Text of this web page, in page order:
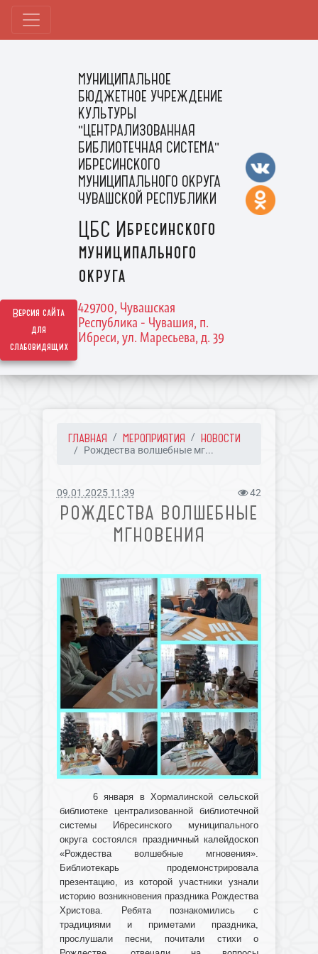
Версия сайта
для
слабовидящих
МУНИЦИПАЛЬНОЕ
БЮДЖЕТНОЕ УЧРЕЖДЕНИЕ
КУЛЬТУРЫ
"ЦЕНТРАЛИЗОВАННАЯ
БИБЛИОТЕЧНАЯ СИСТЕМА"
ИБРЕСИНСКОГО
МУНИЦИПАЛЬНОГО ОКРУГА
ЧУВАШСКОЙ РЕСПУБЛИКИ
ЦБС Ибресинского
муниципального
округа
429700, Чувашская
Республика - Чувашия, п.
Ибреси, ул. Маресьева, д. 39
ГЛАВНАЯ МЕРОПРИЯТИЯ НОВОСТИ
Рождества волшебные мг...
09.01.2025 11:39 42
РОЖДЕСТВА ВОЛШЕБНЫЕ
МГНОВЕНИЯ
6 января в Хормалинской сельской
библиотеке централизованной библиотечной
системы Ибресинского муниципального
округа состоялся праздничный калейдоскоп
«Рождества волшебные мгновения».
Библиотекарь продемонстрировала
презентацию, из которой участники узнали
историю возникновения праздника Рождества
Христова. Ребята познакомились с
традициями и приметами праздника,
прослушали песни, почитали стихи о